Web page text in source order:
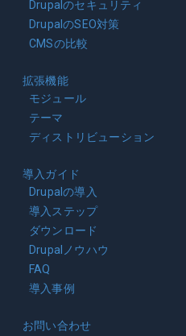
Drupalのセキュリティ
DrupalのSEO対策
CMSの比較
拡張機能
モジュール
テーマ
ディストリビューション
導入ガイド
Drupalの導入
導入ステップ
ダウンロード
Drupalノウハウ
FAQ
導入事例
お問い合わせ